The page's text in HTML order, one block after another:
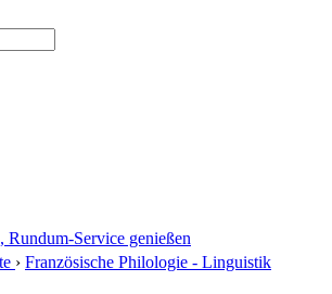
Rundum-Service genießen
› Französische Philologie - Linguistik